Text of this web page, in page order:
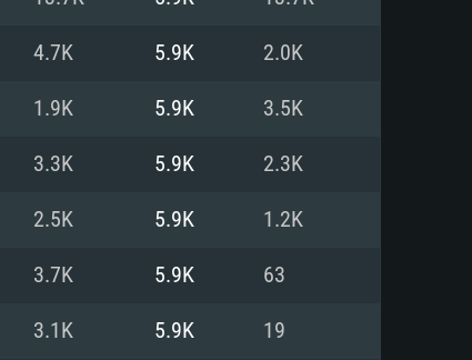
DirectX 11 ou superior;
ou superior, Radeon RX 570
(Intel Xeon não suportado)
Vega II ou superior com
banda larga.
6 meses) / equivalentes
com os drivers mais
4.7K 5.9K 2.0K
1.9K 5.9K 3.5K
3.3K 5.9K 2.3K
2.5K 5.9K 1.2K
3.7K 5.9K 63
3.1K 5.9K 19